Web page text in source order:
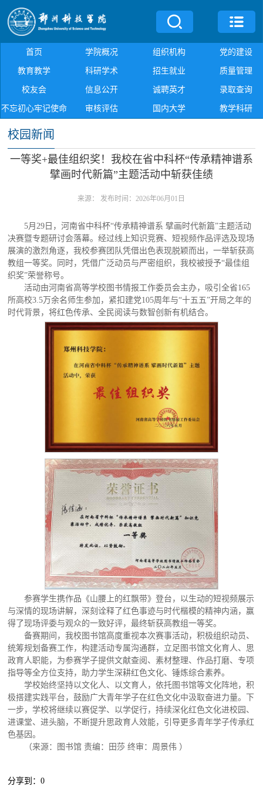
首页 学院概况 组织机构 党的建设
教育教学 科研学术 招生就业 质量管理
校友会 信息公开 诚聘英才 录取查询
不忘初心牢记使命 审核评估 国内大学 教学科研
校园新闻
一等奖+最佳组织奖！我校在省中科杯“传承精神谱系
擘画时代新篇”主题活动中斩获佳绩
来源： 发布时间：2026年06月01日
5月29日，河南省中科杯“传承精神谱系 擘画时代新篇”主题活动
决赛暨专题研讨会落幕。经过线上知识竞赛、短视频作品评选及现场
展演的激烈角逐，我校参赛团队凭借出色表现脱颖而出，一举斩获高
教组一等奖。同时，凭借广泛动员与严密组织，我校被授予“最佳组
织奖”荣誉称号。
活动由河南省高等学校图书情报工作委员会主办，吸引全省165
所高校3.5万余名师生参加，紧扣建党105周年与“十五五”开局之年的
时代背景，将红色传承、全民阅读与数智创新有机结合。
参赛学生携作品《山腰上的红飘带》登台，以生动的短视频展示
与深情的现场讲解，深刻诠释了红色事迹与时代楷模的精神内涵，赢
得了现场评委与观众的一致好评，最终斩获高教组一等奖。
备赛期间，我校图书馆高度重视本次赛事活动，积极组织动员、
统筹规划备赛工作，构建活动专属沟通群，立足图书馆文化育人、思
政育人职能，为参赛学子提供文献查阅、素材整理、作品打磨、专项
指导等全方位支持，助力学生深耕红色文化、锤炼综合素养。
学校始终坚持以文化人、以文育人，依托图书馆等文化阵地，积
极搭建实践平台，鼓励广大青年学子在红色文化中汲取奋进力量。下
一步，学校将继续以赛促学、以学促行，持续深化红色文化进校园、
进课堂、进头脑，不断提升思政育人效能，引导更多青年学子传承红
色基因。
（来源：图书馆 责编：田莎 终审：周景伟 ）
分享到：0